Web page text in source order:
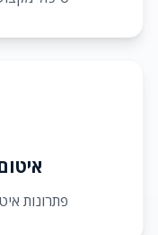
פתרונות